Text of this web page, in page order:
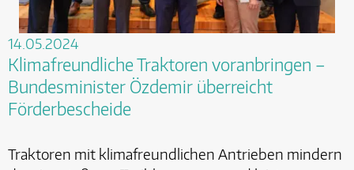
14.05.2024
Klimafreundliche Traktoren voranbringen –
Bundesminister Özdemir überreicht
Förderbescheide
Traktoren mit klimafreundlichen Antrieben mindern